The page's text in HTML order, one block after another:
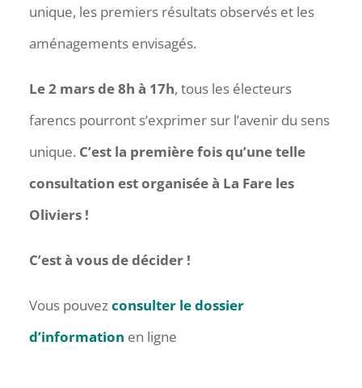
unique, les premiers résultats observés et les
aménagements envisagés.
Le 2 mars de 8h à 17h, tous les électeurs
farencs pourront s’exprimer sur l’avenir du sens
unique. C’est la première fois qu’une telle
consultation est organisée à La Fare les
Oliviers !
C’est à vous de décider !
Vous pouvezconsulter le dossier
d’information en ligne